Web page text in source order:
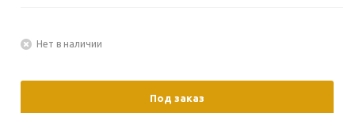
Нет в наличии
Под заказ